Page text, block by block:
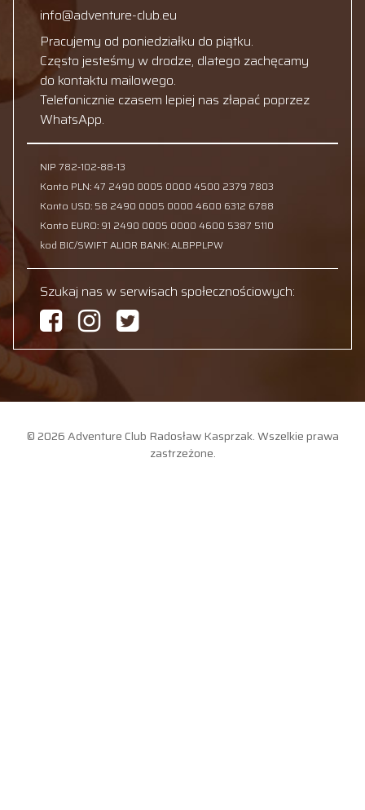
info@adventure-club.eu
Pracujemy od poniedziałku do piątku.
Często jesteśmy w drodze, dlatego zachęcamy
do kontaktu mailowego.
Telefonicznie czasem lepiej nas złapać poprzez
WhatsApp.
NIP 782-102-88-13
Konto PLN: 47 2490 0005 0000 4500 2379 7803
Konto USD: 58 2490 0005 0000 4600 6312 6788
Konto EURO: 91 2490 0005 0000 4600 5387 5110
kod BIC/SWIFT ALIOR BANK: ALBPPLPW
Szukaj nas w serwisach społecznościowych:
© 2026 Adventure Club Radosław Kasprzak. Wszelkie prawa
zastrzeżone.